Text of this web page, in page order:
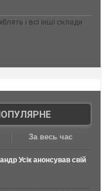
і всі інші склади
За весь час
Усік анонсував свій